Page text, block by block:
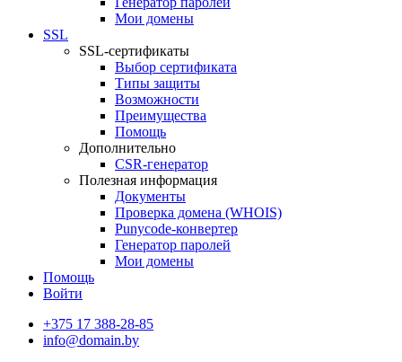
Мои домены
SSL
SSL-сертификаты
Выбор сертификата
Типы защиты
Возможности
Преимущества
Помощь
Дополнительно
CSR-генератор
Полезная информация
Документы
Проверка домена (WHOIS)
Punycode-конвертер
Генератор паролей
Мои домены
Помощь
Войти
+375 17 388-28-85
info@domain.by